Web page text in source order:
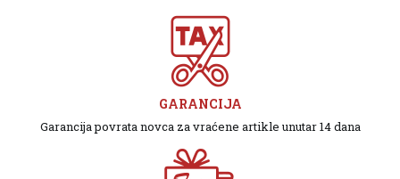
GARANCIJA
Garancija povrata novca za vraćene artikle unutar 14 dana